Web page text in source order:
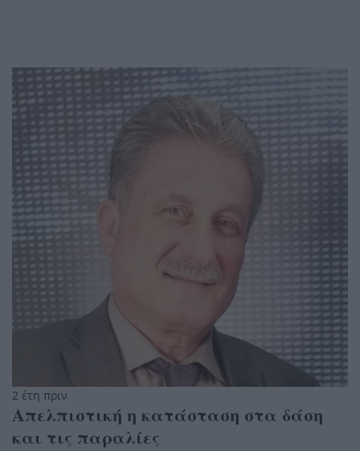
2 έτη πριν
Απελπιστική η κατάσταση στα δάση
και τις παραλίες